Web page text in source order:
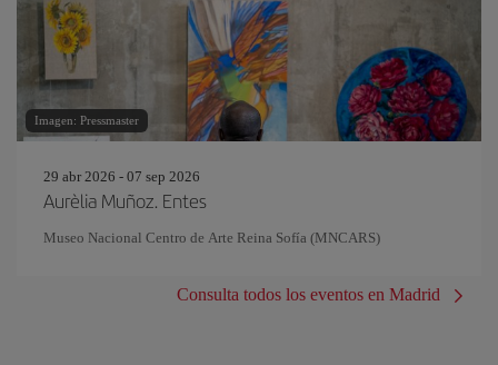
Imagen: Pressmaster
29 abr 2026 - 07 sep 2026
Aurèlia Muñoz. Entes
Museo Nacional Centro de Arte Reina Sofía (MNCARS)
Consulta todos los eventos en Madrid